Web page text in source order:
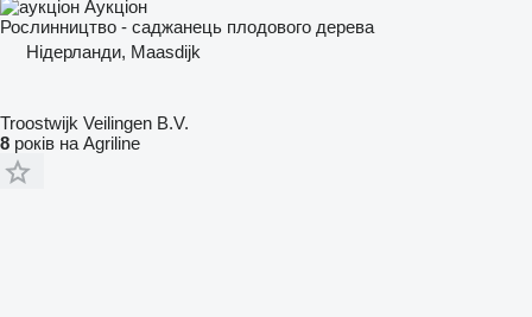
Аукціон
Рослинництво - саджанець плодового дерева
Нідерланди, Maasdijk
Troostwijk Veilingen B.V.
8 років на Agriline